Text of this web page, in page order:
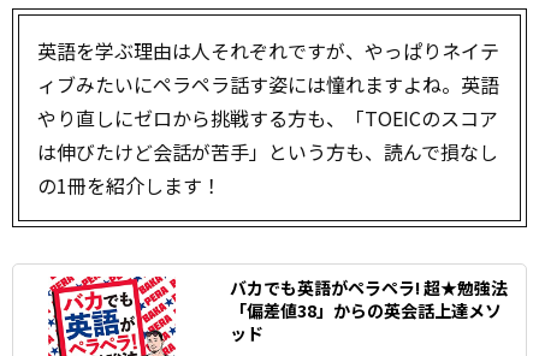
英語を学ぶ理由は人それぞれですが、やっぱりネイテ
ィブみたいにペラペラ話す姿には憧れますよね。英語
やり直しにゼロから挑戦する方も、「TOEICのスコア
は伸びたけど会話が苦手」という方も、読んで損なし
の1冊を紹介します！
バカでも英語がペラペラ! 超★勉強法
「偏差値38」からの英会話上達メソ
ッド